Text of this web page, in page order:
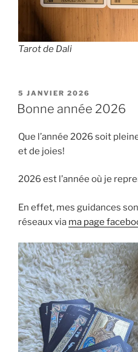
Tarot de Dali
PUBLIÉ
LE
5 JANVIER 2026
Bonne année 2026
Que l’année 2026 soit
et de joies!
2026 est l’année où je
En effet, mes guidances
réseaux via ma page